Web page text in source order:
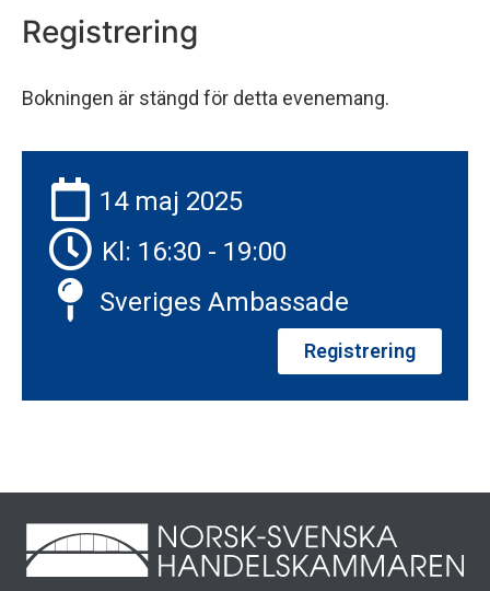
Registrering
Bokningen är stängd för detta evenemang.
14 maj 2025
Kl: 16:30 - 19:00
Sveriges Ambassade
Registrering